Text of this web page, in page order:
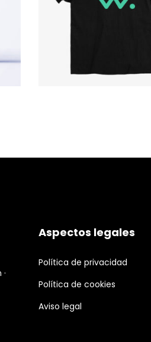
AÑADIR AL
Aspectos legales
Política de privacidad
Política de cookies
Aviso legal